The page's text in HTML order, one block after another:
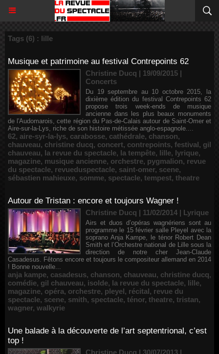
Tags (6) : lille
Musique et patrimoine au festival Contrepoints 62
Christine Ducq | 19/09/2015 |
Concerts
Du 19 septembre au 10 octobre 2015, la
dixième édition du festival Contrepoints 62
propose trois week-ends de musique
ancienne dans les plus beaux monuments
de l'Audomarois, cette région du Pas-de-Calais autour de Saint-Omer et
Aire-sur-la-Lys, riche de son histoire métissée anglo-espagnole....
62, aire-syr-la-lys, carabosse, cathédrale, chanson,
chauveau, christine ducq, concert, contrepoints, festival, gil
chauveau, la revue du spectacle, la tempête, lille, lyrique,
magazine, musique ancienne, orchestre, pygmalion, revue
du spectacle, revueduspectacle, saint-omer, scene,
sébastien mahieuxe, somme, spectacle, tempest, theatre
Autour de Tristan : encore et toujours Wagner !
Christine Ducq | 11/02/2014 | Lyrique
Airs et duos d’opéras wagnériens sont au
programme le 15 février salle Pleyel avec la
soprano Anja Kampe, le ténor Robert Dean
Smith et l’Orchestre national de Lille sous la
direction de notre cher Jean-Claude
Casadesus. Fêtons encore et toujours le compositeur allemand en 2014
! Bonne nouvelle...
anja kampe, casadesus, chanson, chauveau, christine ducq,
comédie, gil chauveau, isolde, la revue du spectacle, lille,
magazine, opéra, orchestre, pleyel, récital, revue du
spectacle, scene, smith, spectacle, ténor, theatre, tristan,
wagner, walkyrie
Une balade à la découverte de l’art septentrional, c’est
top !
Christine Ducq | 30/07/2013 |